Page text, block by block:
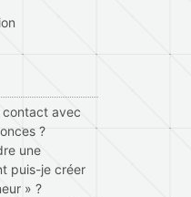
contact avec
?
une
puis-je créer
» ?